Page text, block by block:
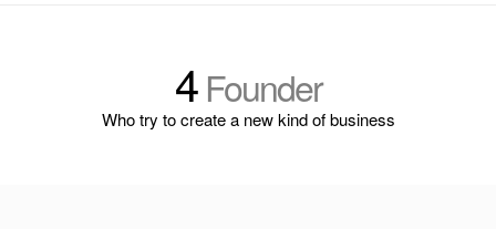
4Founder
Who try to create a new kind of business